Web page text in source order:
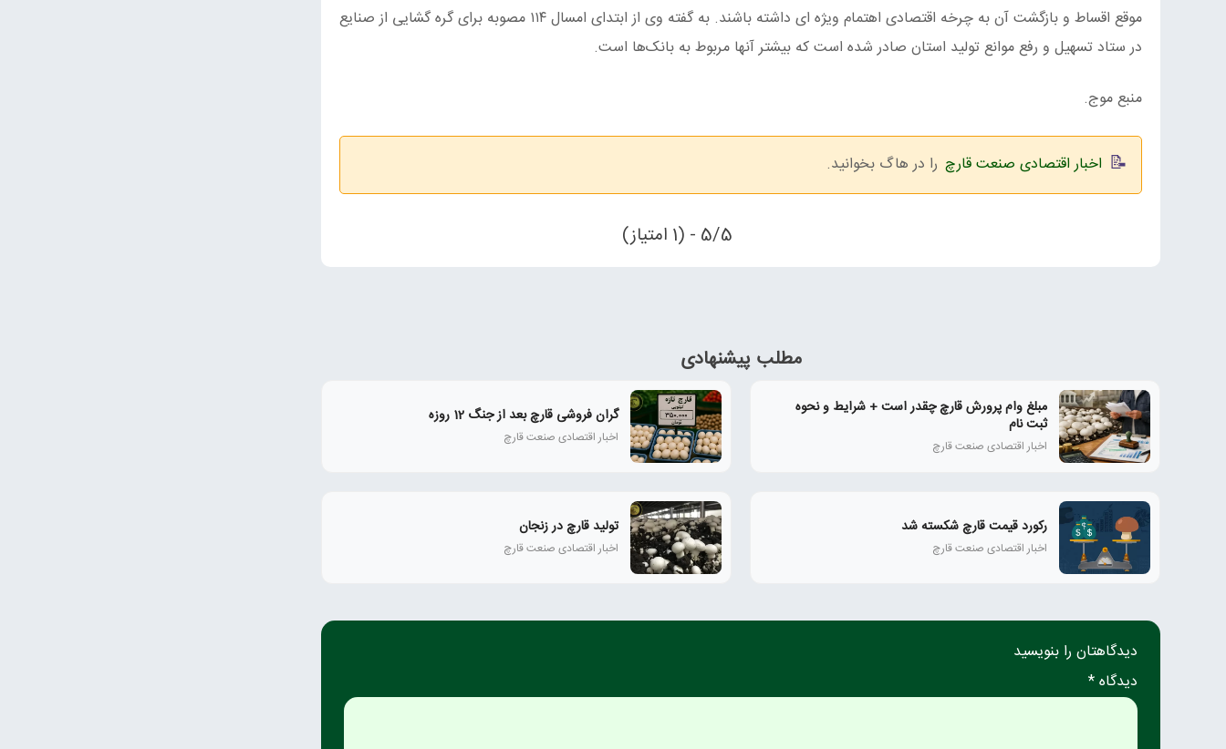
موقع اقساط و بازگشت آن به چرخه اقتصادی اهتمام ویژه ای داشته باشند. به گفته وی از ابتدای امسال ۱۱۴ مصوبه برای گره گشایی از صنایع
در ستاد تسهیل و رفع موانع تولید استان صادر شده است که بیشتر آنها مربوط به بانک‌ها است.
منبع موج.
اخبار اقتصادی صنعت قارچ را در هاگ بخوانید.
5/5 - (1 امتیاز)
مطلب پیشنهادی
مبلغ وام پرورش قارچ چقدر است + شرایط و نحوه
ثبت نام
اخبار اقتصادی صنعت قارچ
گران فروشی قارچ بعد از جنگ 12 روزه
اخبار اقتصادی صنعت قارچ
رکورد قیمت قارچ شکسته شد
اخبار اقتصادی صنعت قارچ
تولید قارچ در زنجان
اخبار اقتصادی صنعت قارچ
دیدگاهتان را بنویسید
دیدگاه *